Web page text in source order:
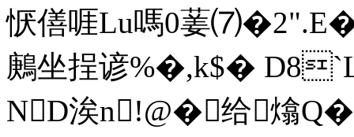
恹僐啀Lu嗎0葁
鶊坐挰谚%�,k$�
ND涘n!@�给